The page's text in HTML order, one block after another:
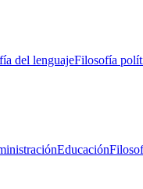
del lenguajeFilosofía
Educación